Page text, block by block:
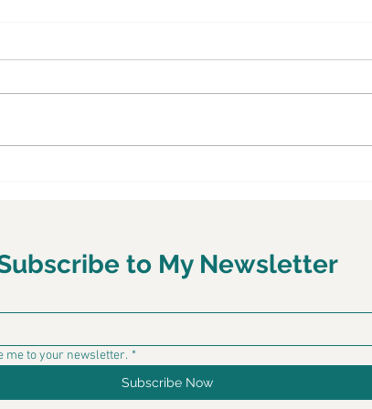
to My Newsletter
me to your newsletter. *
Subscribe Now